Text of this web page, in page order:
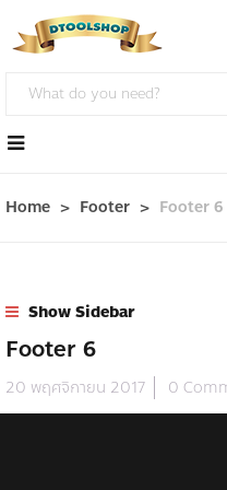
Home Footer Footer 6
Show Sidebar
Footer 6
20 พฤศจิกายน 2017 0